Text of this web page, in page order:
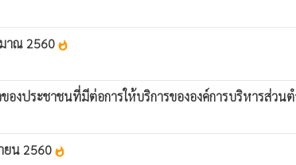
าณ 2560 whatshot
องประชาชนที่มีต่อการให้บริการขององค์การบริหารส่
ยน 2560 whatshot